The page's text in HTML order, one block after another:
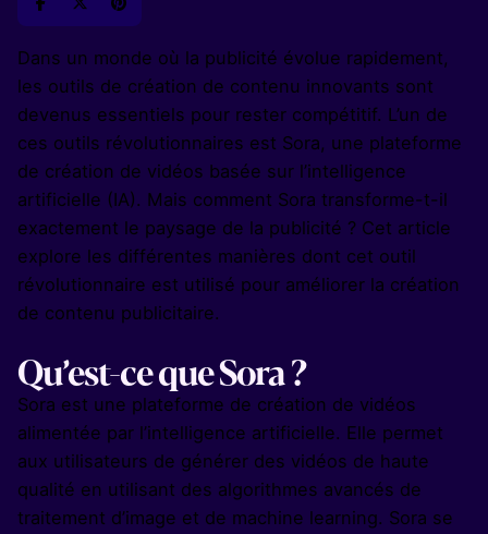
Dans un monde où la publicité évolue rapidement,
les outils de création de contenu innovants sont
devenus essentiels pour rester compétitif. L’un de
ces outils révolutionnaires est Sora, une plateforme
de création de vidéos basée sur l’intelligence
artificielle (IA). Mais comment Sora transforme-t-il
exactement le paysage de la publicité ? Cet article
explore les différentes manières dont cet outil
révolutionnaire est utilisé pour améliorer la création
de contenu publicitaire.
Qu’est-ce que Sora ?
Sora est une plateforme de création de vidéos
alimentée par l’intelligence artificielle. Elle permet
aux utilisateurs de générer des vidéos de haute
qualité en utilisant des algorithmes avancés de
traitement d’image et de machine learning. Sora se